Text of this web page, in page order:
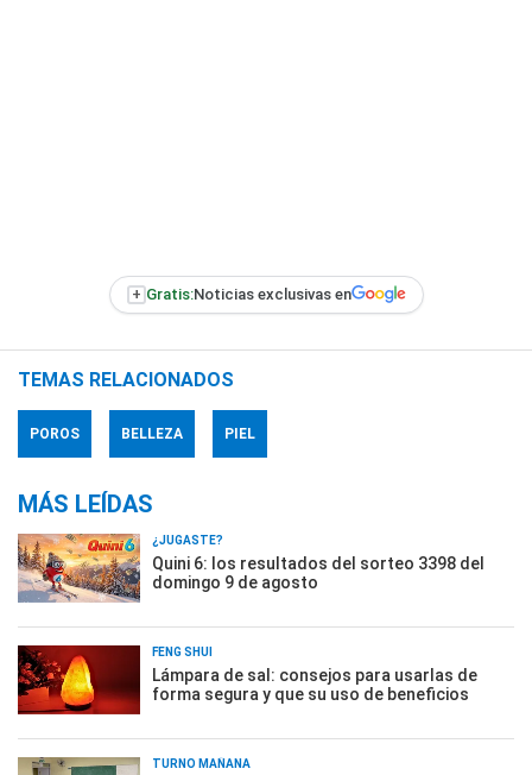
+ Gratis:Noticias exclusivas en
TEMAS RELACIONADOS
POROS BELLEZA PIEL
MÁS LEÍDAS
¿JUGASTE?
Quini 6: los resultados del sorteo 3398 del
domingo 9 de agosto
FENG SHUI
Lámpara de sal: consejos para usarlas de
forma segura y que su uso de beneficios
TURNO MAÑANA